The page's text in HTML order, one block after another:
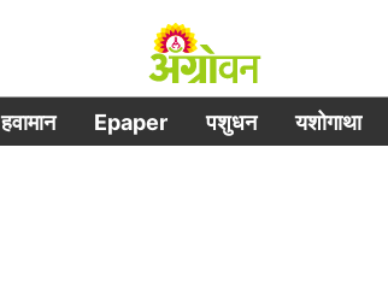
हवामान Epaper पशुधन यशोगाथा